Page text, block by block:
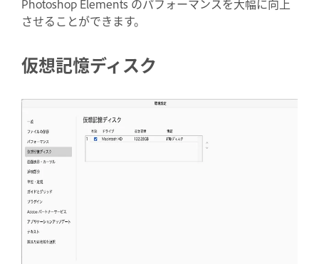
Photoshop Elements のパフォーマンスを大幅に向上
させることができます。
仮想記憶ディスク